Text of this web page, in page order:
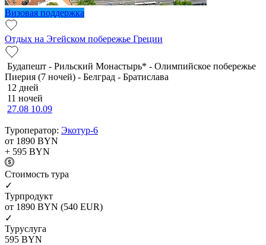
Визовая поддержка
Отдых на Эгейском побережье Греции
Будапешт - Рильский Монастырь* - Олимпийское побережье
Пиерия (7 ночей) - Белград - Братислава
12 дней
11 ночей
27.08 10.09
Туроператор: Экотур-6
от 1890 BYN
+ 595 BYN
Cтоимость тура
✓
Турпродукт
от 1890 BYN (540 EUR)
✓
Туруслуга
595 BYN